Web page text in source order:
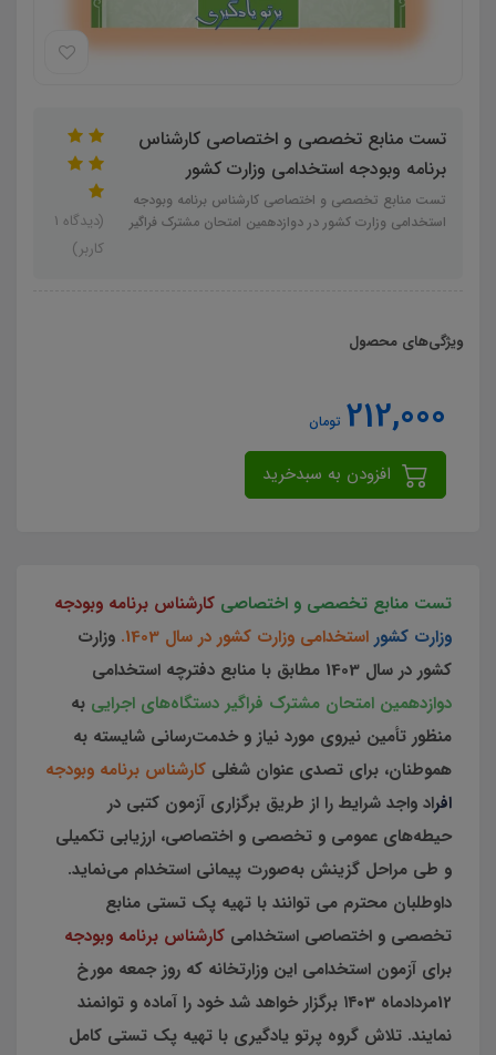
تست منابع تخصصی و اختصاصی کارشناس
برنامه وبودجه استخدامی وزارت کشور
تست منابع تخصصی و اختصاصی کارشناس برنامه وبودجه
استخدامی وزارت کشور در دوازدهمین امتحان مشترک فراگیر
(دیدگاه 1
کاربر)
ویژگی‌های محصول
212,000 تومان
تست منابع تخصصی و اختصاصی کارشناس برنامه وبودجه
وزارت کشور استخدامی وزارت کشور در سال 1403.
وزارت
کشور در سال 1403 مطابق با منابع دفترچه استخدامی
دوازدهمین امتحان مشترک فراگیر دستگاه‌های اجرایی به
منظور تأمین نیروی مورد نیاز و خدمت‌رسانی شایسته به
هموطنان، برای تصدی عنوان‌ شغلی کارشناس برنامه وبودجه
افراد واجد شرایط را از طریق برگزاری آزمون کتبی در
حیطه‌های عمومی و تخصصی و اختصاصی، ارزیابی تکمیلی
و طی مراحل گزینش به‌صورت پیمانی استخدام می‌نماید.
داوطلبان محترم می توانند با تهیه پک تستی منابع
تخصصی و اختصاصی استخدامی کارشناس برنامه وبودجه
برای آزمون استخدامی این وزارتخانه که روز جمعه مورخ
12مردادماه ۱۴۰3 برگزار خواهد شد خود را آماده و توانمند
نمایند. تلاش گروه پرتو یادگیری با تهیه پک تستی کامل